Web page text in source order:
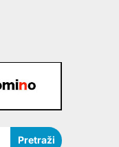
Pretraži